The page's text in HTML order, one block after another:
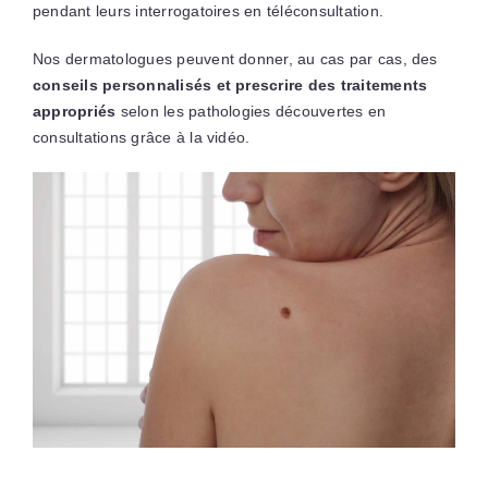
pendant leurs interrogatoires en téléconsultation.
Nos dermatologues peuvent donner, au cas par cas, des
conseils personnalisés et prescrire des traitements
appropriés selon les pathologies découvertes en
consultations grâce à la vidéo.